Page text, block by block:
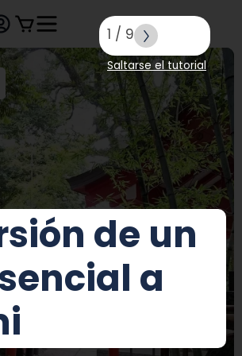
de un
a
1 / 9
Saltarse el tutorial